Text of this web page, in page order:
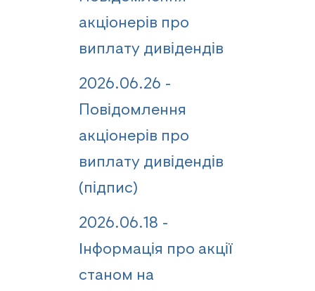
акціонерів про
виплату дивідендів
2026.06.26 -
Повідомлення
акціонерів про
виплату дивідендів
(підпис)
2026.06.18 -
Інформація про акції
станом на